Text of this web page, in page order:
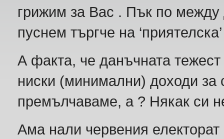
грижим за Вас . Пък по
пуснем търгче на
А факта, че данъчната
ниски (минимални) доходи за
премълчаваме, а ? Някак си
Ама нали червения